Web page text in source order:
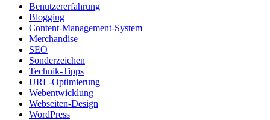
Benutzererfahrung
Blogging
Content-Management-System
Merchandise
SEO
Sonderzeichen
Technik-Tipps
URL-Optimierung
Webentwicklung
Webseiten-Design
WordPress